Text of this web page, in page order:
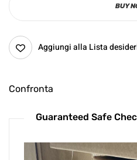
BUY
Aggiungi alla Lista
Confronta
Guaranteed Safe